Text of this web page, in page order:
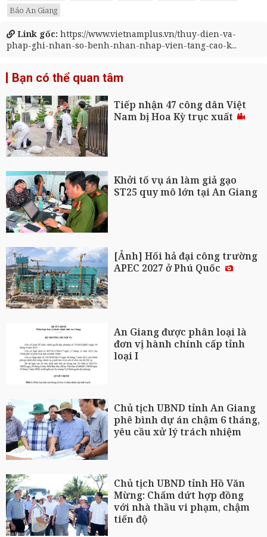
Báo An Giang
Link gốc: https://www.vietnamplus.vn/thuy-dien-va-
phap-ghi-nhan-so-benh-nhan-nhap-vien-tang-cao-k...
Bạn có thể quan tâm
Tiếp nhận 47 công dân Việt
Nam bị Hoa Kỳ trục xuất
Khởi tố vụ án làm giả gạo
ST25 quy mô lớn tại An Giang
[Ảnh] Hối hả đại công trường
APEC 2027 ở Phú Quốc
An Giang được phân loại là
đơn vị hành chính cấp tỉnh
loại I
Chủ tịch UBND tỉnh An Giang
phê bình dự án chậm 6 tháng,
yêu cầu xử lý trách nhiệm
Chủ tịch UBND tỉnh Hồ Văn
Mừng: Chấm dứt hợp đồng
với nhà thầu vi phạm, chậm
tiến độ